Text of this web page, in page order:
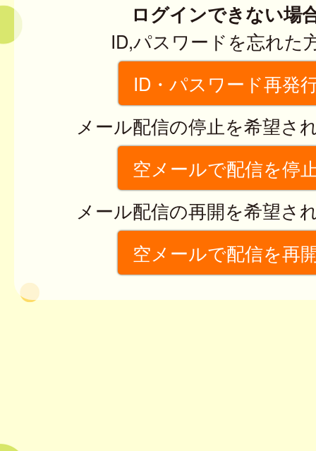
ログインできない場
ID,パスワードを忘れた
ID・パスワード再発
メール配信の停止を希望さ
空メールで配信を停
メール配信の再開を希望さ
空メールで配信を再